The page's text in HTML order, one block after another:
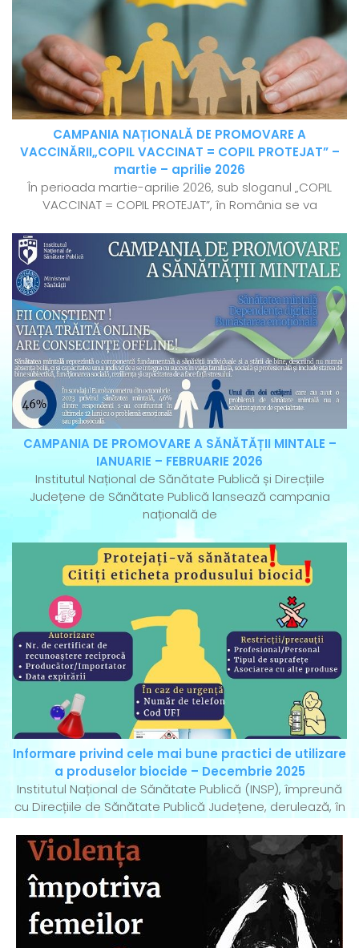
CAMPANIA NAȚIONALĂ DE PROMOVARE A
VACCINĂRII„COPIL VACCINAT = COPIL PROTEJAT” –
martie – aprilie 2026
În perioada martie-aprilie 2026, sub sloganul „COPIL
VACCINAT = COPIL PROTEJAT”, în România se va
CAMPANIA DE PROMOVARE A SĂNĂTĂȚII MINTALE –
IANUARIE – FEBRUARIE 2026
Institutul Național de Sănătate Publică și Direcțiile
Județene de Sănătate Publică lansează campania
națională de
Informare privind cele mai bune practici de utilizare
a produselor biocide – Decembrie 2025
Institutul Național de Sănătate Publică (INSP), împreună
cu Direcțiile de Sănătate Publică Județene, derulează, în